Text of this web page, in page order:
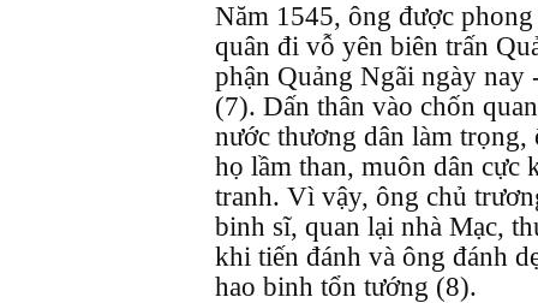
Năm 1545, ông được
quân đi vỗ yên biên trấn
phận Quảng Ngãi ngày nay
(7). Dấn thân vào chốn
nước thương dân làm
họ lầm than, muôn dân cực
tranh. Vì vậy, ông chủ
binh sĩ, quan lại nhà Mạc,
khi tiến đánh và ông đánh
hao binh tổn tướng (8).